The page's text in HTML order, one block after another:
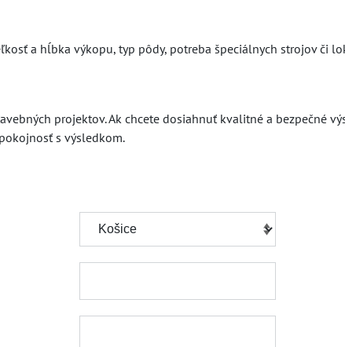
a hĺbka výkopu, typ pôdy, potreba špeciálnych strojov či
projektov. Ak chcete dosiahnuť kvalitné a bezpečné
s výsledkom.